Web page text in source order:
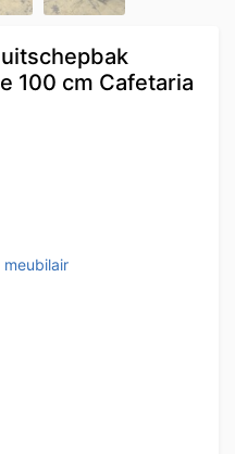
100 cm Cafetaria
meubilair